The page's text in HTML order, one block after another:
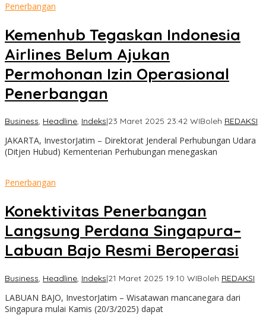
Penerbangan
Kemenhub Tegaskan Indonesia
Airlines Belum Ajukan
Permohonan Izin Operasional
Penerbangan
Business, Headline, Indeks|23 Maret 2025 23:42 WIBoleh REDAKSI
JAKARTA, InvestorJatim – Direktorat Jenderal Perhubungan Udara
(Ditjen Hubud) Kementerian Perhubungan menegaskan
Penerbangan
Konektivitas Penerbangan
Langsung Perdana Singapura–
Labuan Bajo Resmi Beroperasi
Business, Headline, Indeks|21 Maret 2025 19:10 WIBoleh REDAKSI
LABUAN BAJO, InvestorJatim – Wisatawan mancanegara dari
Singapura mulai Kamis (20/3/2025) dapat